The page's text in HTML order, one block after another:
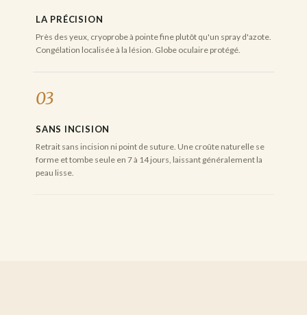
LA PRÉCISION
Près des yeux, cryoprobe à pointe fine plutôt qu'un spray d'azote.
Congélation localisée à la lésion. Globe oculaire protégé.
03
SANS INCISION
Retrait sans incision ni point de suture. Une croûte naturelle se
forme et tombe seule en 7 à 14 jours, laissant généralement la
peau lisse.